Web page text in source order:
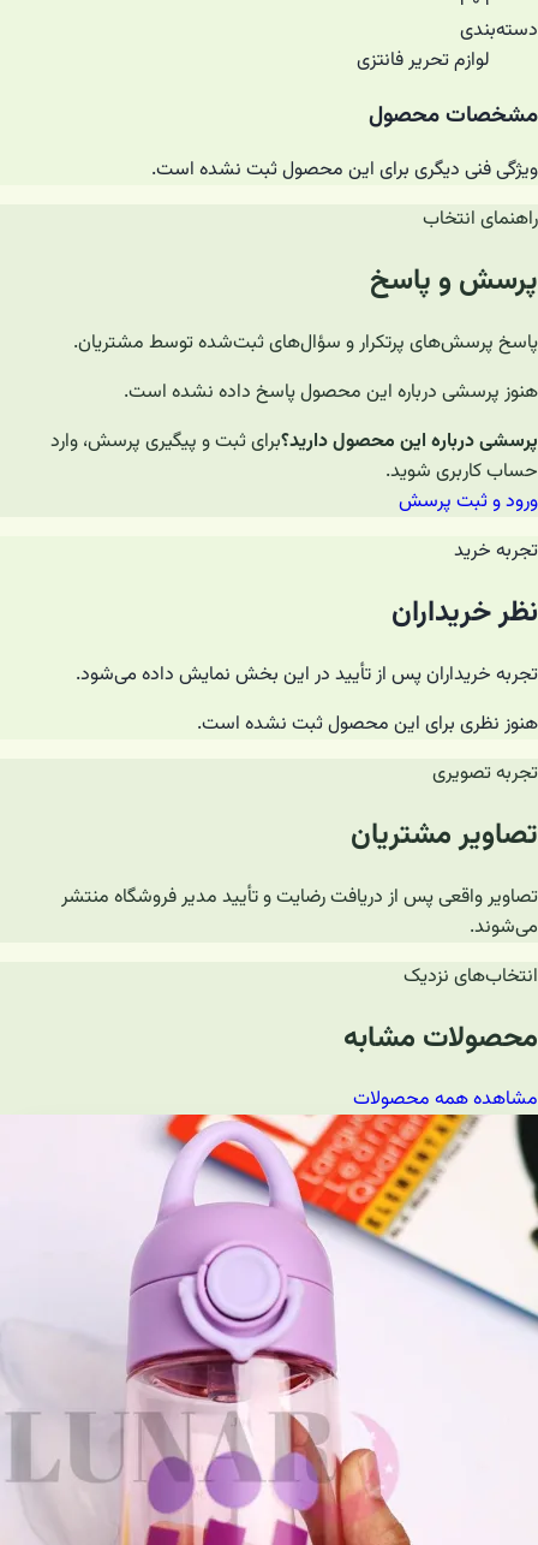
دسته‌بندی
لوازم تحریر فانتزی
مشخصات محصول
ویژگی فنی دیگری برای این محصول ثبت نشده است.
راهنمای انتخاب
پرسش و پاسخ
پاسخ پرسش‌های پرتکرار و سؤال‌های ثبت‌شده توسط مشتریان.
هنوز پرسشی درباره این محصول پاسخ داده نشده است.
پرسشی درباره این محصول دارید؟برای ثبت و پیگیری پرسش، وارد
حساب کاربری شوید.
ورود و ثبت پرسش
تجربه خرید
نظر خریداران
تجربه خریداران پس از تأیید در این بخش نمایش داده می‌شود.
هنوز نظری برای این محصول ثبت نشده است.
تجربه تصویری
تصاویر مشتریان
تصاویر واقعی پس از دریافت رضایت و تأیید مدیر فروشگاه منتشر
می‌شوند.
انتخاب‌های نزدیک
محصولات مشابه
مشاهده همه محصولات